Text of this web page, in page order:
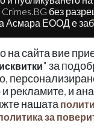
на сайта вие
" за
рекламите, и
нашата
за
без
Асмара ЕООД е
| Crimes.BG.
РЕКЛАМА
КОНТАКТИ
ОБЩИ УСЛОВИЯ